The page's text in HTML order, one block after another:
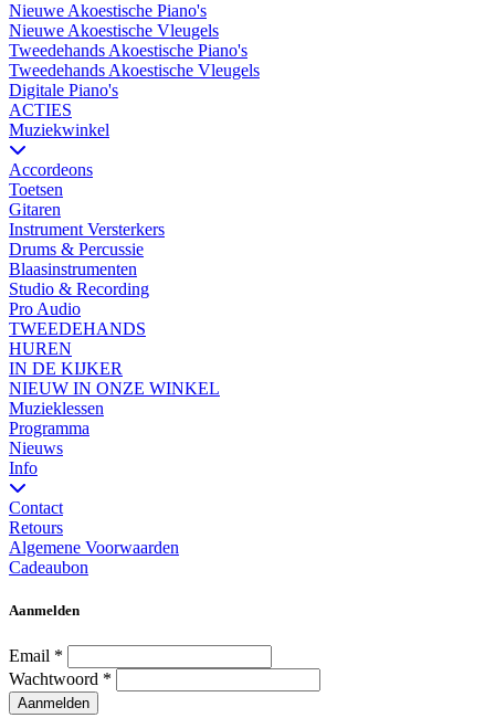
Nieuwe Akoestische Piano's
Nieuwe Akoestische Vleugels
Tweedehands Akoestische Piano's
Tweedehands Akoestische Vleugels
Digitale Piano's
ACTIES
Muziekwinkel
Accordeons
Toetsen
Gitaren
Instrument Versterkers
Drums & Percussie
Blaasinstrumenten
Studio & Recording
Pro Audio
TWEEDEHANDS
HUREN
IN DE KIJKER
NIEUW IN ONZE WINKEL
Muzieklessen
Programma
Nieuws
Info
Contact
Retours
Algemene Voorwaarden
Cadeaubon
Aanmelden
Email *
Wachtwoord *
Aanmelden